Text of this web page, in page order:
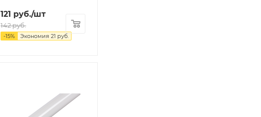
121 руб./шт
142руб.
-15% Экономия 21 руб.